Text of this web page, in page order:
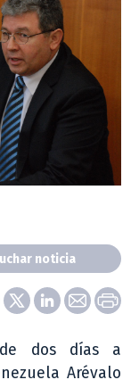
noticia
dos días a
Arévalo